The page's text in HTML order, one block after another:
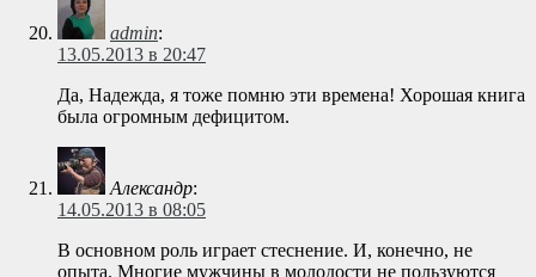
admin:
13.05.2013 в 20:47
Да, Надежда, я тоже помню эти времена! Хорошая книга
была огромным дефицитом.
Александр:
14.05.2013 в 08:05
В основном роль играет стеснение. И, конечно, не
опыта. Многие мужчины в молодости не пользуются